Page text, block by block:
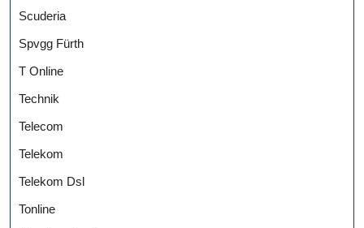
Scuderia
Spvgg Fürth
T Online
Technik
Telecom
Telekom
Telekom Dsl
Tonline